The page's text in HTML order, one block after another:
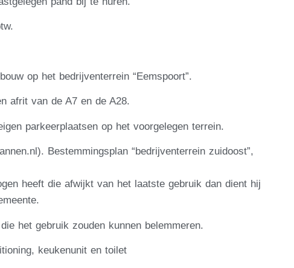
op het bedrijventerrein “Eemspoort”.
afrit van de A7 en de A28.
parkeerplaatsen op het voorgelegen terrein.
Bestemmingsplan “bedrijventerrein zuidoost”,
heeft die afwijkt van het laatste gebruik dan dient hij
het gebruik zouden kunnen belemmeren.
keukenunit en toilet